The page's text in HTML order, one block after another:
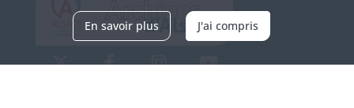
En savoir plus J'ai compris